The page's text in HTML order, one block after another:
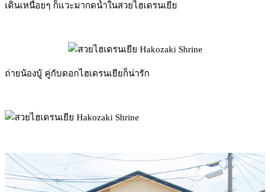
เดินเหนื่อยๆ ก็แวะมากดน้ำในสวยไฮเดรนเยีย
ถ่ายน้องบู้ คู่กับดอกไฮเดรนเยียก็น่ารัก